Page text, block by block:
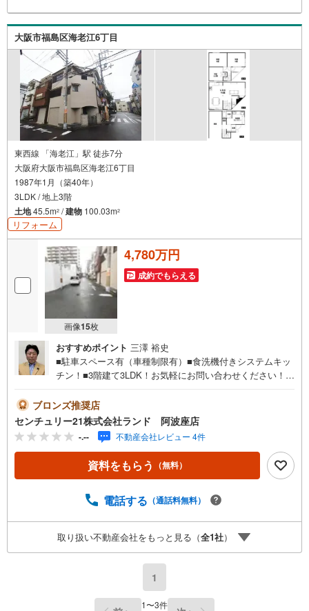
す。ご連絡お待ちしております！
大阪市福島区海老江6丁目
東西線 「海老江」駅 徒歩7分
大阪府大阪市福島区海老江6丁目
1987年1月（築40年）
3LDK / 地上3階
土地45.5m2 /建物 100.03m2
リフォーム
画像15枚
4,780万円
成約でもらえる
おすすめポイント 三澤 裕史
■駐車スペース有（車種制限有）■食洗機付きシステムキッ
チン！■3階建て3LDK！お気軽にお問い合わせください！＜
阿波座店は・・・ お客様のニーズに寄り添い、大切なお
住まいのご購入に最後まで伴走いたします！●リフォームの
ご相談も承っております。●購入・売却・ローンのご相
談・・・なんでもお気軽にご相談くださいませ！〇大阪メ
トロ千日前線・中央線「阿波座」駅5番出口より徒歩約2
分！〇営業時間:10:00～20:00（火曜日・水曜日定休日※祝
内が可能です。ご連絡お待ちしております！
ブロンズ推奨店
センチュリー21株式会社ランド 阿波座店
-.-- 不動産会社レビュー 4件
資料をもらう （無料）
電話する （通話料無料）
取り扱い不動産会社をもっと見る（全1社）
1
1〜3件